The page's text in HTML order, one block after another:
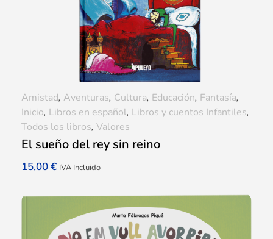
El sueño del rey sin reino
15,00€ IVA Incluido
Amistad, Aventuras, Cultura, Educación, Fantasía,
Inicio, Libros en español, Libros y cuentos Infantiles,
Todos los libros, Valores